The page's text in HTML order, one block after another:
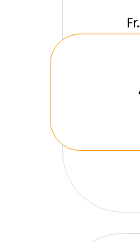
Fr.